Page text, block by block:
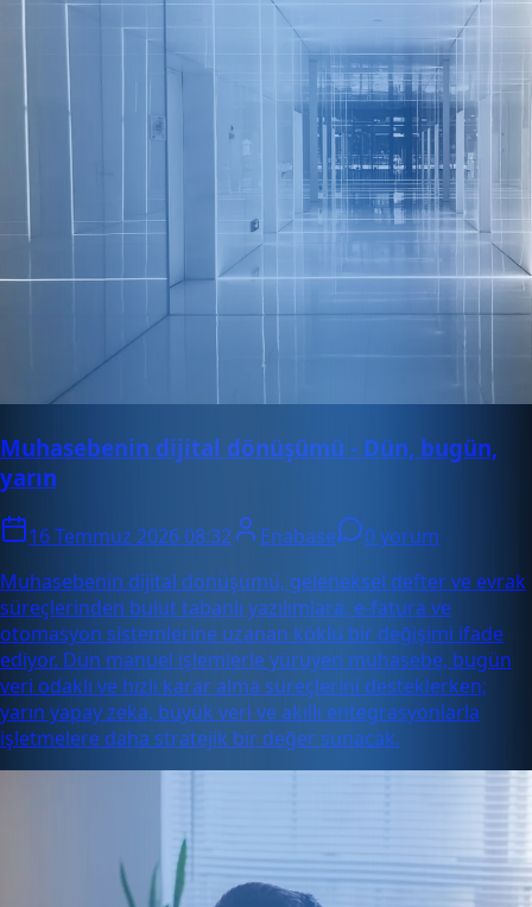
Muhasebenin dijital dönüşümü - Dün, bugün,
yarın
16 Temmuz 2026 08:32 Enabase
0 yorum
Muhasebenin dijital dönüşümü, geleneksel defter ve evrak
süreçlerinden bulut tabanlı yazılımlara, e-fatura ve
otomasyon sistemlerine uzanan köklü bir değişimi ifade
ediyor. Dün manuel işlemlerle yürüyen muhasebe, bugün
veri odaklı ve hızlı karar alma süreçlerini desteklerken;
yarın yapay zeka, büyük veri ve akıllı entegrasyonlarla
işletmelere daha stratejik bir değer sunacak.